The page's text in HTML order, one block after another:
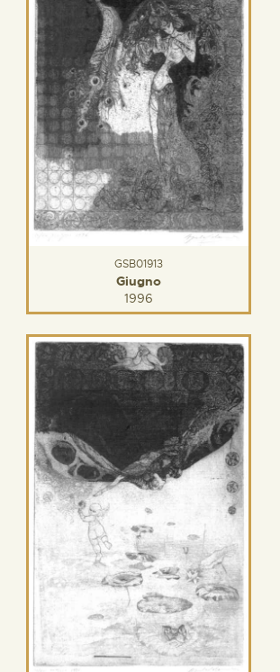
GSB01913
Giugno
1996